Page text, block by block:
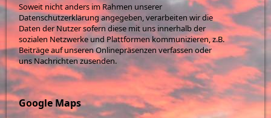
Soweit nicht anders im Rahmen unserer
Datenschutzerklärung angegeben, verarbeiten wir die
Daten der Nutzer sofern diese mit uns innerhalb der
sozialen Netzwerke und Plattformen kommunizieren, z.B.
Beiträge auf unseren Onlinepräsenzen verfassen oder
uns Nachrichten zusenden.
Google Maps